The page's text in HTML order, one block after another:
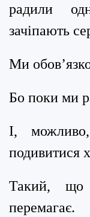
радили
зачіпають
Ми
Бо поки ми
І,
подивитися
Такий, що
перемагає.